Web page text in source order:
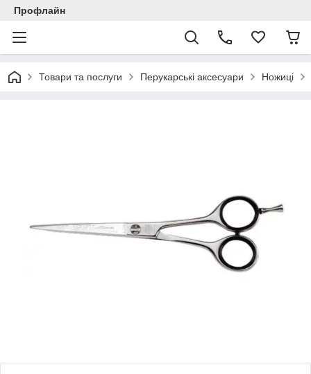
Профлайн
Товари та послуги Перукарські аксесуари Ножиці